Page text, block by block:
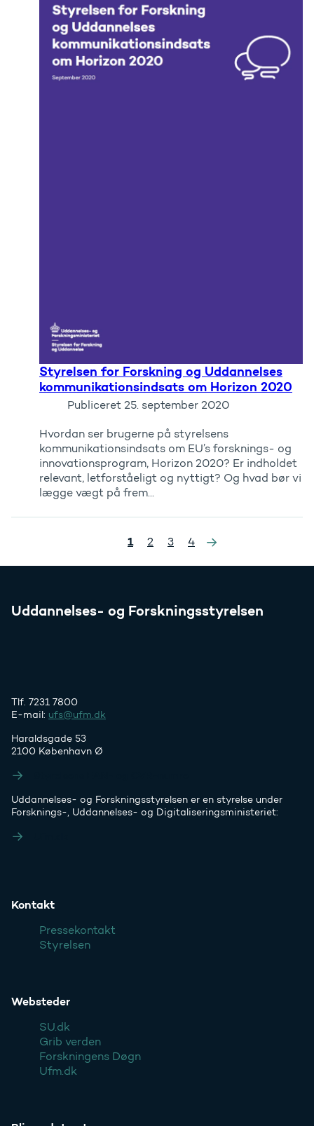
Styrelsen for Forskning og Uddannelses
kommunikationsindsats om Horizon 2020
Publiceret 25. september 2020
Hvordan ser brugerne på styrelsens
kommunikationsindsats om EU’s forsknings- og
innovationsprogram, Horizon 2020? Er indholdet
relevant, letforståeligt og nyttigt? Og hvad bør vi
lægge vægt på frem...
1 2 3 4
Uddannelses- og Forskningsstyrelsen
Tlf. 7231 7800
E-mail: ufs@ufm.dk
Haraldsgade 53
2100 København Ø
Uddannelses- og Forskningsstyrelsen er en styrelse under
Forsknings-, Uddannelses- og Digitaliseringsministeriet:
Kontakt
Pressekontakt
Styrelsen
Websteder
SU.dk
Grib verden
Forskningens Døgn
Ufm.dk